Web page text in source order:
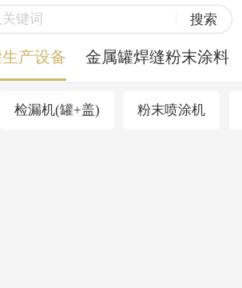
搜索
产设备 金属罐焊缝粉末涂料
检漏机(罐+盖) 粉末喷涂机